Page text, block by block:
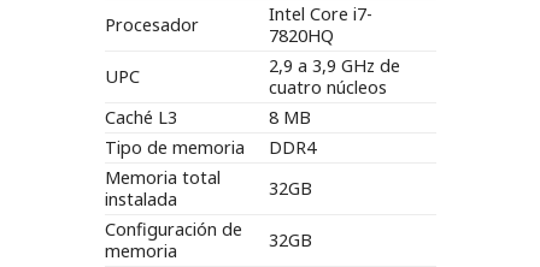
Procesador
Intel Core i7-
7820HQ
UPC
2,9 a 3,9 GHz de
cuatro núcleos
Caché L3
8 MB
Tipo de memoria
DDR4
Memoria total
instalada
32GB
Configuración de
memoria
32GB